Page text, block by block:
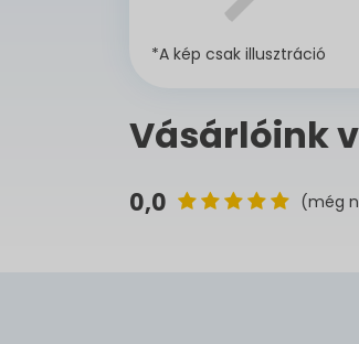
*A kép csak illusztráció
Vásárlóink
0,0 (még